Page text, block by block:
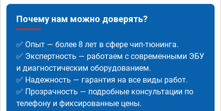
Почему нам можно доверять?
✅ Опыт — более 8 лет в сфере чип-тюнинга.
✅ Экспертность — работаем с современными ЭБУ
и диагностическим оборудованием.
✅ Надежность — гарантия на все виды работ.
✅ Прозрачность — подробные консультации по
телефону и фиксированные цены.